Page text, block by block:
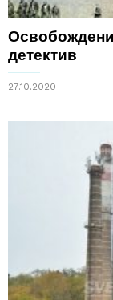
детектив
27.10.2020